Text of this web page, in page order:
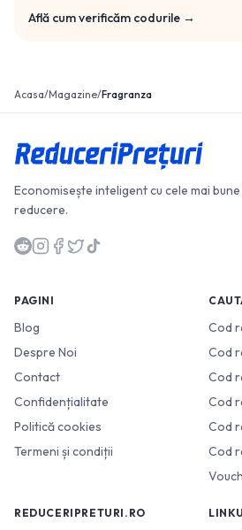
Află cum verificăm codurile →
Acasa/Magazine/Fragranza
Economisește inteligent cu cele mai
reducere.
PAGINI
Blog
Despre Noi
Contact
Confidențialitate
Politică cookies
Termeni și condiții
Cod
Cod
Cod
Cod
Cod
Cod
REDUCERIPRETURI.RO